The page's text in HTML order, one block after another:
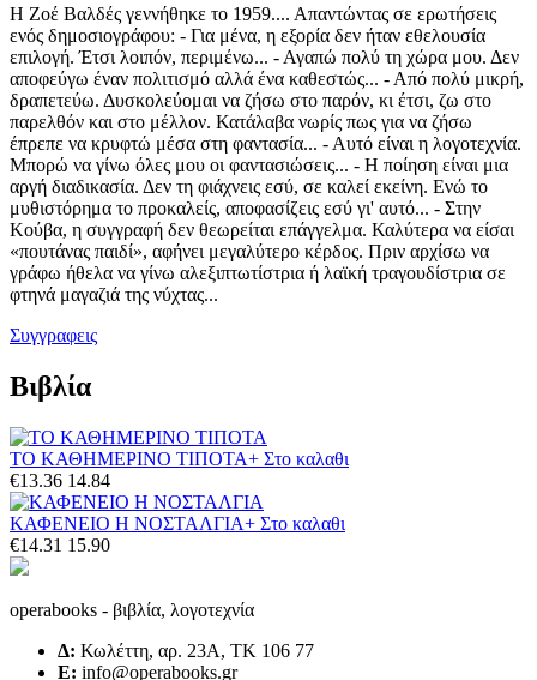
Η Ζοέ Βαλδές γεννήθηκε το 1959.... Απαντώντας σε ερωτήσεις
ενός δημοσιογράφου: - Για μένα, η εξορία δεν ήταν εθελουσία
επιλογή. Έτσι λοιπόν, περιμένω... - Αγαπώ πολύ τη χώρα μου. Δεν
αποφεύγω έναν πολιτισμό αλλά ένα καθεστώς... - Από πολύ μικρή,
δραπετεύω. Δυσκολεύομαι να ζήσω στο παρόν, κι έτσι, ζω στο
παρελθόν και στο μέλλον. Κατάλαβα νωρίς πως για να ζήσω
έπρεπε να κρυφτώ μέσα στη φαντασία... - Αυτό είναι η λογοτεχνία.
Μπορώ να γίνω όλες μου οι φαντασιώσεις... - Η ποίηση είναι μια
αργή διαδικασία. Δεν τη φιάχνεις εσύ, σε καλεί εκείνη. Ενώ το
μυθιστόρημα το προκαλείς, αποφασίζεις εσύ γι' αυτό... - Στην
Κούβα, η συγγραφή δεν θεωρείται επάγγελμα. Καλύτερα να είσαι
«πουτάνας παιδί», αφήνει μεγαλύτερο κέρδος. Πριν αρχίσω να
γράφω ήθελα να γίνω αλεξιπτωτίστρια ή λαϊκή τραγουδίστρια σε
φτηνά μαγαζιά της νύχτας...
Συγγραφεις
Βιβλία
ΤΟ ΚΑΘΗΜΕΡΙΝΟ ΤΙΠΟΤΑ+ Στο καλαθι
€13.36 14.84
ΚΑΦΕΝΕΙΟ Η ΝΟΣΤΑΛΓΙΑ+ Στο καλαθι
€14.31 15.90
operabooks - βιβλία, λογοτεχνία
Δ: Κωλέττη, αρ. 23Α, ΤΚ 106 77
E: info@operabooks.gr